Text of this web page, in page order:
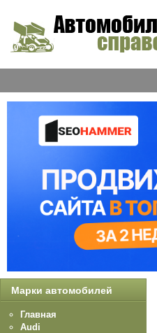
Марки автомобилей
Главная
Audi